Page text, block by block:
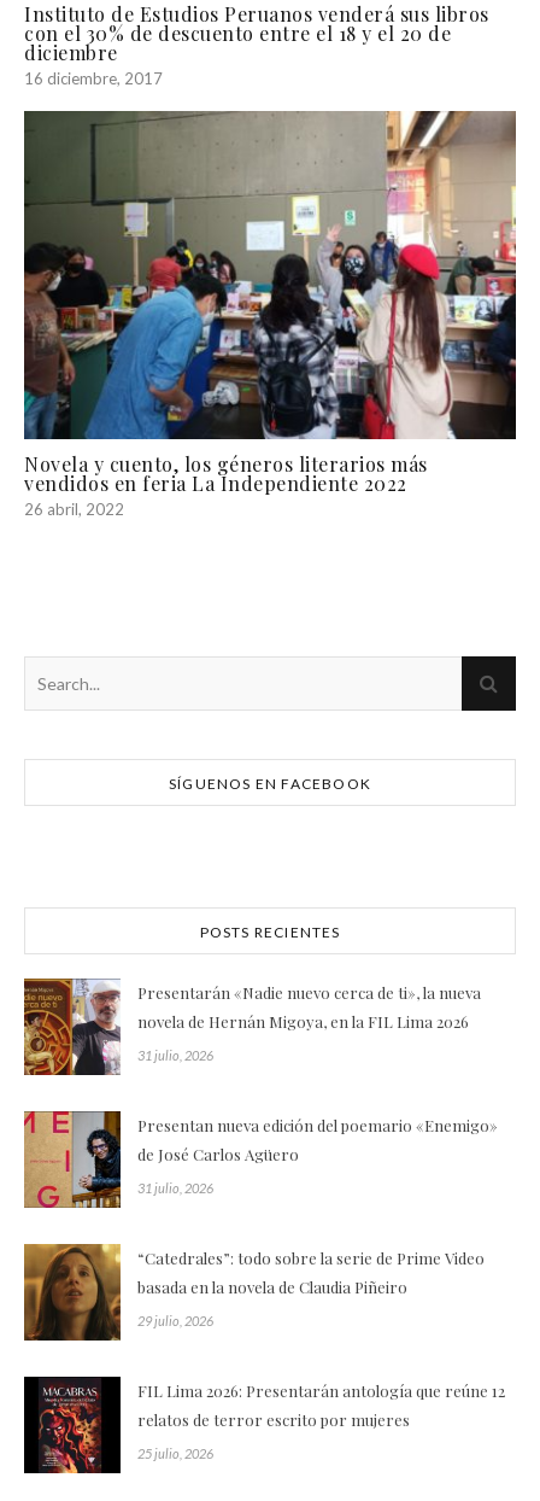
Instituto de Estudios Peruanos venderá sus libros
con el 30% de descuento entre el 18 y el 20 de
diciembre
16 diciembre, 2017
Novela y cuento, los géneros literarios más
vendidos en feria La Independiente 2022
26 abril, 2022
SÍGUENOS EN FACEBOOK
POSTS RECIENTES
Presentarán «Nadie nuevo cerca de ti», la nueva
novela de Hernán Migoya, en la FIL Lima 2026
31 julio, 2026
Presentan nueva edición del poemario «Enemigo»
de José Carlos Agüero
31 julio, 2026
“Catedrales”: todo sobre la serie de Prime Video
basada en la novela de Claudia Piñeiro
29 julio, 2026
FIL Lima 2026: Presentarán antología que reúne 12
relatos de terror escrito por mujeres
25 julio, 2026